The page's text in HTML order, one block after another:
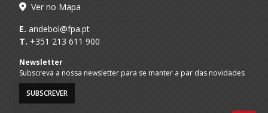
Ver no Mapa
E. andebol@fpa.pt
T. +351 213 611 900
Newsletter
Subscreva a nossa newsletter para se manter a par das novidades
SUBSCREVER